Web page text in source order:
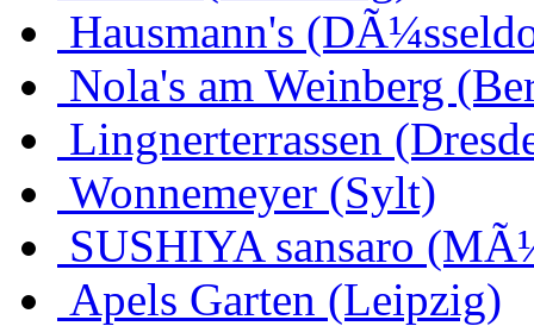
Hausmann's
Nola's am Weinberg
Lingnerterrassen
Wonnemeyer (Sylt)
SUSHIYA sansaro
Apels Garten (Leipzig)